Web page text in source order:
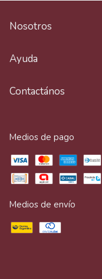
Nosotros
Ayuda
Contactános
Medios de pago
Medios de envío